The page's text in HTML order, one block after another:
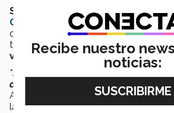
Soumya Swaminatham, científica
Organización Mundial de la Salud
que, aunque se hará seguimiento de
trombosis, recomiendan que los
vacunando con AstraZeneca.
"Son
de dosis
administradas en Europa" ,
Aldighieri, gerente de Incidente para
la
Organización Panamericana de
Recibe nuestro
noticias: